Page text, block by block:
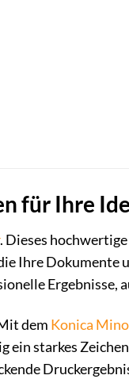
für Ihre
. Dieses
Ihre Dokumente
Ergebnisse,
dem Konica
ein starkes